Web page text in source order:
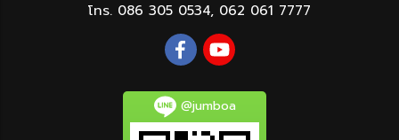
โทร. 086 305 0534, 062 061 7777
@jumboa